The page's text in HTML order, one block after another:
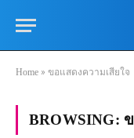
Home » ขอแสดงความเสียใจ
BROWSING: